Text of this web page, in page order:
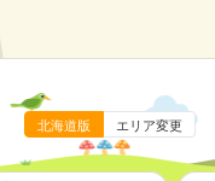
北海道版 エリア変更